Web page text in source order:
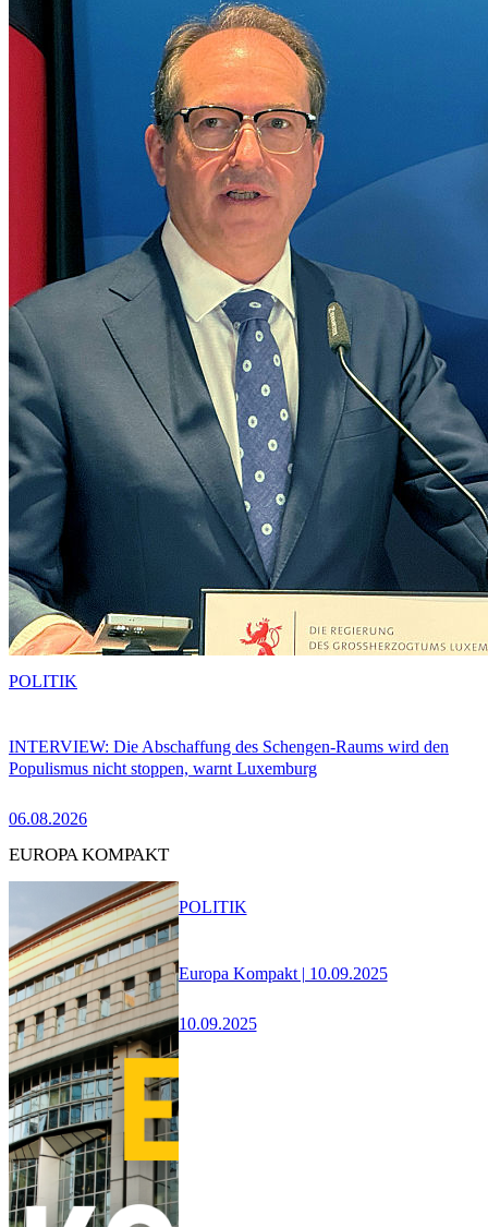
INTERVIEW: Die Abschaffung des Schengen-Raums wird den
Populismus nicht stoppen, warnt Luxemburg
06.08.2026
POLITIK
EUROPA KOMPAKT
Europa Kompakt | 10.09.2025
10.09.2025
POLITIK